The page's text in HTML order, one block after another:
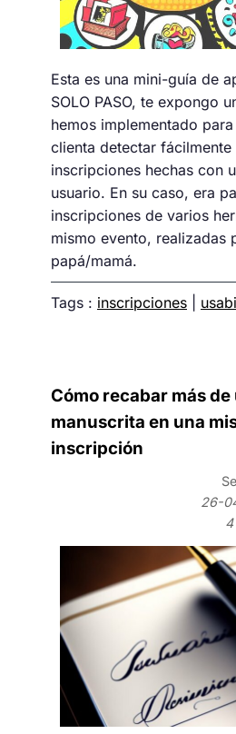
Esta es una mini-guía de
SOLO PASO, te expongo
hemos implementado
clienta detectar
inscripciones hechas con
usuario. En su caso, era
inscripciones de varios
mismo evento, realizadas
papá/mamá.
Tags : inscripciones
Cómo recabar más
manuscrita en una
inscripción
26-